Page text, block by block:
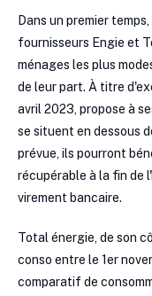
Dans un premier
fournisseurs Engie et
ménages les plus
de leur part. À titre
avril 2023, propose à
se situent en dessous
prévue, ils pourront
récupérable à la fin de
virement bancaire.
Total énergie, de son
conso entre le 1er
comparatif de